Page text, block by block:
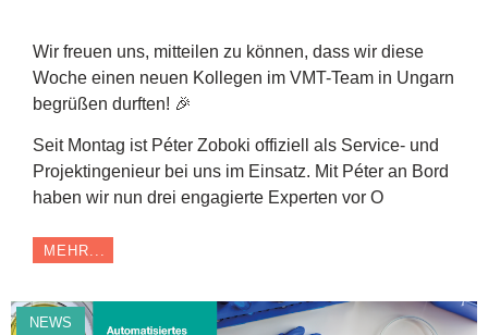
Wir freuen uns, mitteilen zu können, dass wir diese
Woche einen neuen Kollegen im VMT-Team in Ungarn
begrüßen durften! 🎉
Seit Montag ist Péter Zoboki offiziell als Service- und
Projektingenieur bei uns im Einsatz. Mit Péter an Bord
haben wir nun drei engagierte Experten vor O
MEHR...
NEWS